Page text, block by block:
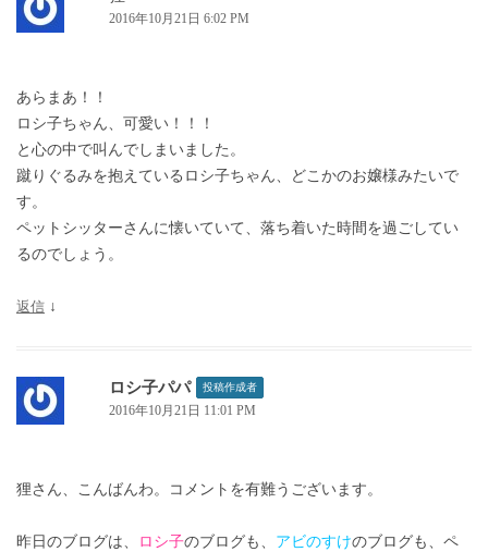
2016年10月21日 6:02 PM
あらまあ！！
ロシ子ちゃん、可愛い！！！
と心の中で叫んでしまいました。
蹴りぐるみを抱えているロシ子ちゃん、どこかのお嬢様みたいで
す。
ペットシッターさんに懐いていて、落ち着いた時間を過ごしてい
るのでしょう。
返信 ↓
ロシ子パパ 投稿作成者
2016年10月21日 11:01 PM
狸さん、こんばんわ。コメントを有難うございます。
昨日のブログは、 ロシ子のブログも、 アビのすけのブログも、ペ